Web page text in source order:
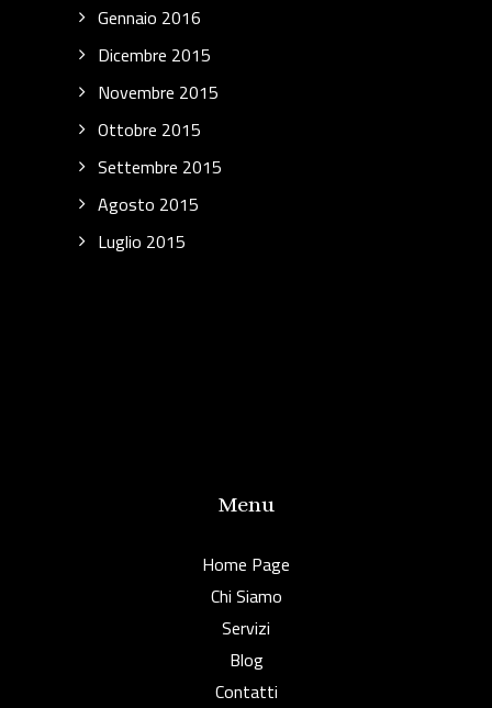
Gennaio 2016
Dicembre 2015
Novembre 2015
Ottobre 2015
Settembre 2015
Agosto 2015
Luglio 2015
Menu
Home Page
Chi Siamo
Servizi
Blog
Contatti